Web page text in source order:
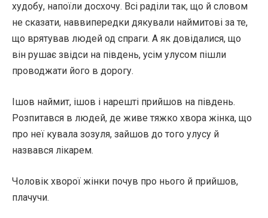
худобу, напоїли досхочу. Всі раділи так, що й словом
не сказати, наввипередки дякували наймитові за те,
що врятував людей од спраги. А як довідалися, що
він рушає звідси на південь, усім улусом пішли
проводжати його в дорогу.
Ішов наймит, ішов і нарешті прийшов на південь.
Розпитався в людей, де живе тяжко хвора жінка, що
про неї кувала зозуля, зайшов до того улусу й
назвався лікарем.
Чоловік хворої жінки почув про нього й прийшов,
плачучи.